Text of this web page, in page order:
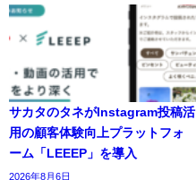
サカタのタネがInstagram投稿活
用の顧客体験向上プラットフォ
ーム「LEEEP」を導入
2026年8月6日